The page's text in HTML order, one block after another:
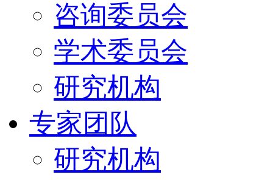
咨询委员会
学术委员会
研究机构
专家团队
研究机构